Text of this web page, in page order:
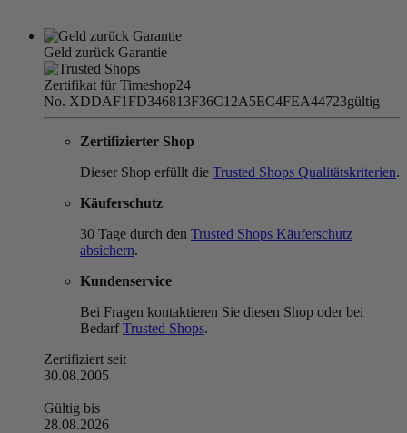
Geld zurück Garantie
Zertifikat für Timeshop24
No. XDDAF1FD346813F36C12A5EC4FEA44723gültig
Zertifizierter Shop
Dieser Shop erfüllt die Trusted Shops Qualitätskriterien.
Käuferschutz
30 Tage durch den Trusted Shops Käuferschutz
absichern.
Kundenservice
Bei Fragen kontaktieren Sie diesen Shop oder bei
BedarfTrusted Shops.
Zertifiziert seit
30.08.2005
Gültig bis
28.08.2026